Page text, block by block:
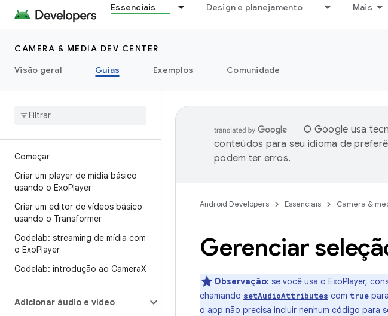
Essenciais Design e planejamento Mais
CAMERA & MEDIA DEV CENTER
Visão geral
Guias Exemplos Comunidade
Começar
Criar um player de mídia básico
usando o ExoPlayer
Criar um editor de vídeos básico
usando o Transformer
Codelab: streaming de mídia com
o ExoPlayer
Codelab: introdução ao CameraX
Adicionar áudio e vídeo
O Google usa
conteúdos para seu idioma de
podem ter erros.
Android Developers Essenciais Camera &
Gerenciar
Observação: se você usa o ExoPlayer,
chamando setAudioAttributes com true
o app não precisa incluir nenhum código para